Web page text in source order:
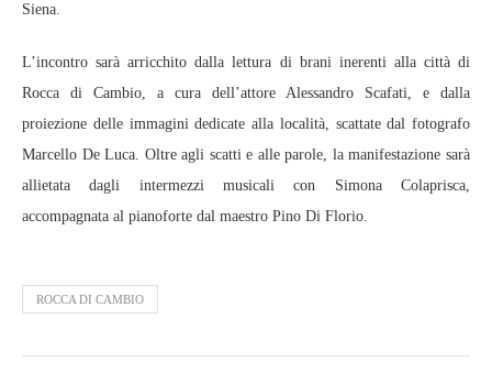
Siena.
L’incontro sarà arricchito dalla lettura di brani inerenti alla città di
Rocca di Cambio, a cura dell’attore Alessandro Scafati, e dalla
proiezione delle immagini dedicate alla località, scattate dal fotografo
Marcello De Luca. Oltre agli scatti e alle parole, la manifestazione sarà
allietata dagli intermezzi musicali con Simona Colaprisca,
accompagnata al pianoforte dal maestro Pino Di Florio.
ROCCA DI CAMBIO